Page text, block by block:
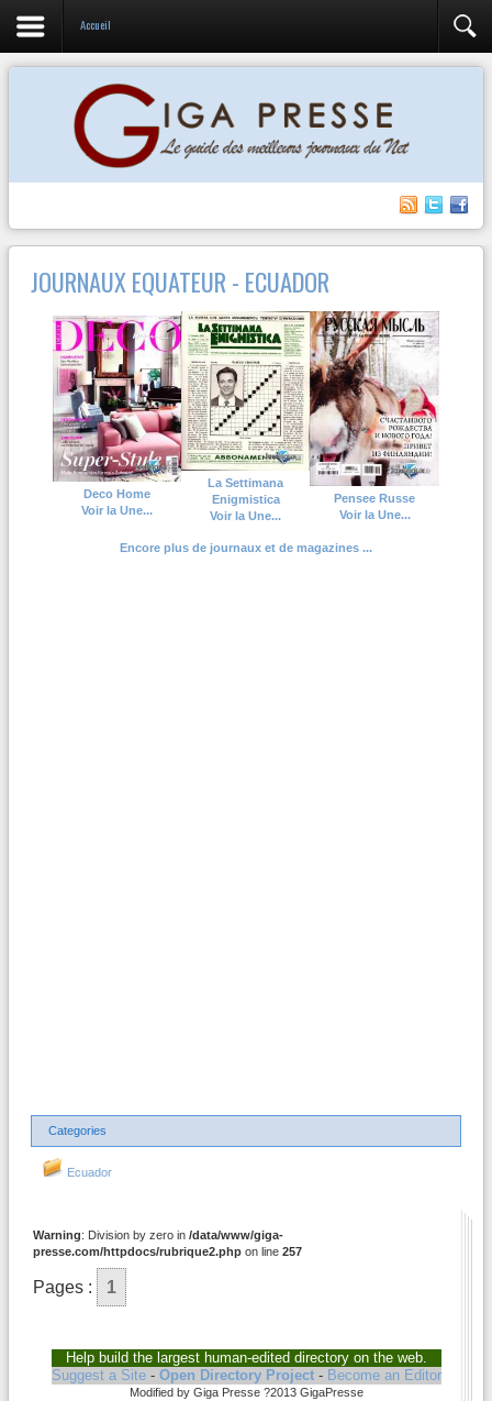
Accueil
JOURNAUX EQUATEUR - ECUADOR
Deco Home
Voir la Une...
La Settimana
Enigmistica
Voir la Une...
Pensee Russe
Voir la Une...
Encore plus de journaux et de magazines ...
Categories
Ecuador
Warning: Division by zero in /data/www/giga-
presse.com/httpdocs/rubrique2.php on line 257
Pages : 1
Help build the largest human-edited directory on the web.
Suggest a Site- Open Directory Project- Become an Editor
Modified by Giga Presse ?2013 GigaPresse